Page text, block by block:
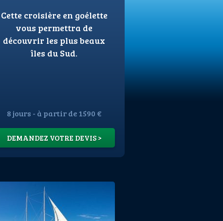
Cette croisière en goélette
vous permettra de
découvrir les plus beaux
îles du Sud.
8 jours - à partir de 1590 €
DEMANDEZ VOTRE DEVIS >